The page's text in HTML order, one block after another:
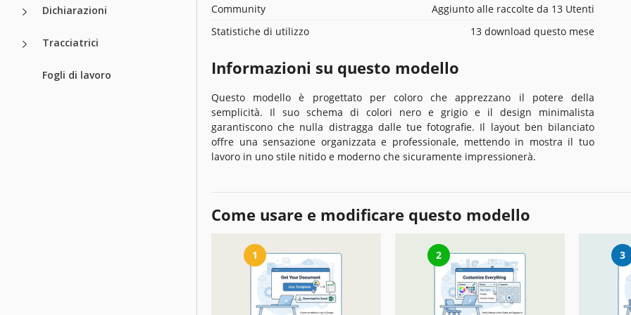
Dichiarazioni
Tracciatrici
Fogli di lavoro
Community
Aggiunto alle raccolte da 13 Utenti
Statistiche di utilizzo
13 download questo mese
Informazioni su questo modello
Questo modello è progettato per coloro che apprezzano il potere della
semplicità. Il suo schema di colori nero e grigio e il design minimalista
garantiscono che nulla distragga dalle tue fotografie. Il layout ben bilanciato
offre una sensazione organizzata e professionale, mettendo in mostra il tuo
lavoro in uno stile nitido e moderno che sicuramente impressionerà.
Come usare e modificare questo modello
1 2 3